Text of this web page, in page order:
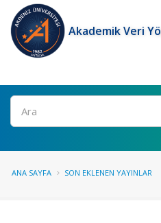
Akademik Veri
Ara
ANA SAYFA SON EKLENEN YAYINLAR